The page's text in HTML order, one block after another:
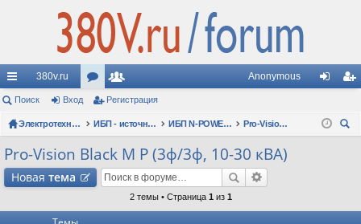
с
ы
лк
380v.ru
ор
ум
ы
ол
ьз
ов
ат
Anonymous
д ис
Поиск Вход Регистрация
Электротехнические форумы ИБП - источники бесперебойного питания ИБП N-POWER: новые модели (презентации, фотосессии, обзоры)
Pro-Vision Black M P (3ф/3ф, 10-30 кВА)
Pro-Vision Black M P (3ф/3ф, 10-30 кВА)
Новая тема
2 темы • Страница 1 из 1